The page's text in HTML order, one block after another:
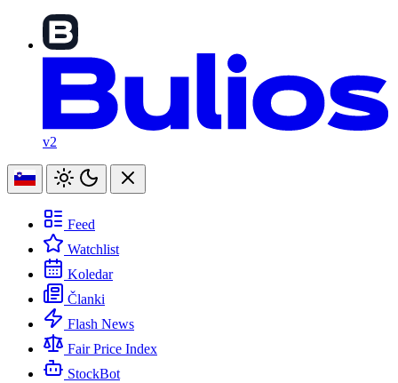
v2
Feed
Watchlist
Koledar
Članki
Flash News
Fair Price Index
StockBot